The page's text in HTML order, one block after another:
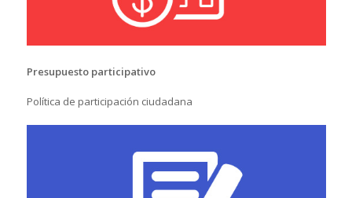
Presupuesto participativo
Política de participación ciudadana